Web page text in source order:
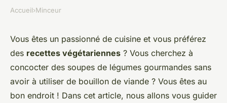
Comment faire des soupes de
légumes savoureuses sans
bouillon de viande ?
William•4 octobre 2024• 5 min de lecture
Accueil›Minceur
Vous êtes un passionné de cuisine et vous préférez
des recettes végétariennes ? Vous cherchez à
concocter des soupes de légumes gourmandes sans
avoir à utiliser de bouillon de viande ? Vous êtes au
bon endroit ! Dans cet article, nous allons vous guider